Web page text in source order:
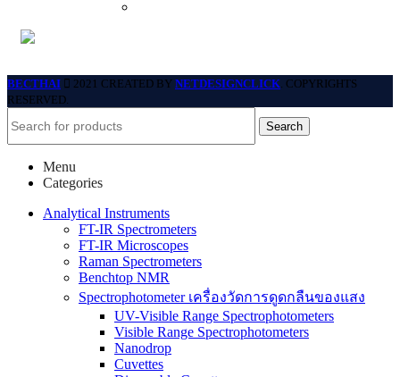
BECTHAI 2021 CREATED BY NETDESIGNCLICK. COPYRIGHTS
RESERVED.
Search
Menu
Categories
Analytical Instruments
FT-IR Spectrometers
FT-IR Microscopes
Raman Spectrometers
Benchtop NMR
Spectrophotometer เครื่องวัดการดูดกลืนของแสง
UV-Visible Range Spectrophotometers
Visible Range Spectrophotometers
Nanodrop
Cuvettes